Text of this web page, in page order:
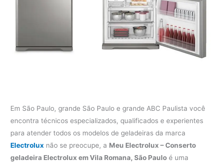
Em São Paulo, grande São Paulo e grande ABC Paulista você
encontra técnicos especializados, qualificados e experientes
para atender todos os modelos de geladeiras da marca
Electrolux não se preocupe, a Meu Electrolux – Conserto
geladeira Electrolux em Vila Romana, São Paulo é uma